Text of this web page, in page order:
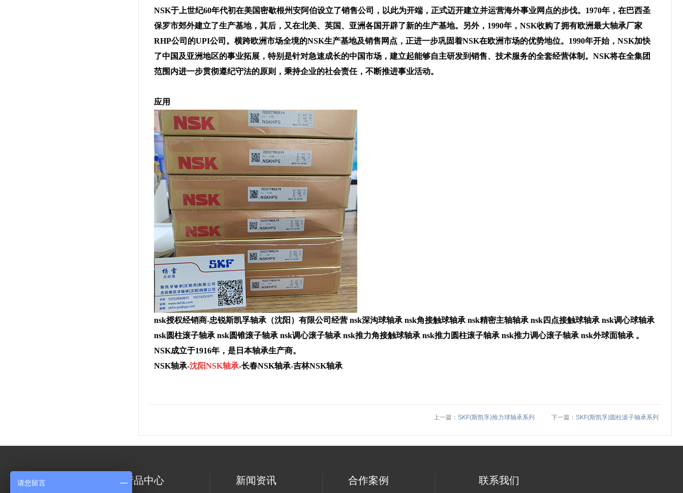
NSK于上世纪60年代初在美国密歇根州安阿伯设立了销售公司，以此为开端，正式迈开建立并运营海外事业网点的步伐。1970年，在巴西圣
保罗市郊外建立了生产基地，其后，又在北美、英国、亚洲各国开辟了新的生产基地。另外，1990年，NSK收购了拥有欧洲最大轴承厂家
RHP公司的UPI公司。横跨欧洲市场全境的NSK生产基地及销售网点，正进一步巩固着NSK在欧洲市场的优势地位。1990年开始，NSK加快
了中国及亚洲地区的事业拓展，特别是针对急速成长的中国市场，建立起能够自主研发到销售、技术服务的全套经营体制。NSK将在全集团
范围内进一步贯彻遵纪守法的原则，秉持企业的社会责任，不断推进事业活动。
应用
nsk授权经销商-忠锐斯凯孚轴承（沈阳）有限公司经营 nsk深沟球轴承 nsk角接触球轴承 nsk精密主轴轴承 nsk四点接触球轴承 nsk调心球轴承
nsk圆柱滚子轴承 nsk圆锥滚子轴承 nsk调心滚子轴承 nsk推力角接触球轴承 nsk推力圆柱滚子轴承 nsk推力调心滚子轴承 nsk外球面轴承 。
NSK成立于1916年，是日本轴承生产商。
NSK轴承-沈阳NSK轴承-长春NSK轴承-吉林NSK轴承
上一篇： SKF(斯凯孚)推力球轴承系列 下一篇： SKF(斯凯孚)圆柱滚子轴承系列
关于我们 产品中心 新闻资讯 合作案例 联系我们
请您留言